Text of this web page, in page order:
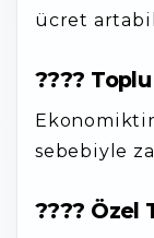
ücret
???? Toplu
sebebiyle
???? Özel